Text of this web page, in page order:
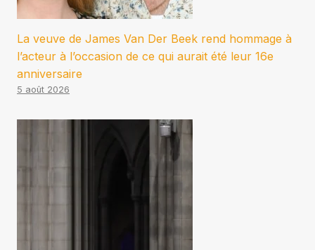
La veuve de James Van Der Beek rend hommage à
l’acteur à l’occasion de ce qui aurait été leur 16e
anniversaire
5 août 2026